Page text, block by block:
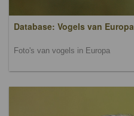
Database: Vogels van Europa
Foto's van vogels in Europa